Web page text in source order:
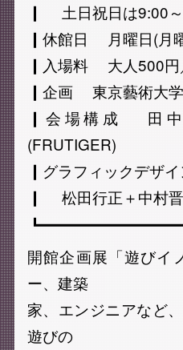
┃ 土日祝日は9:00～
┃休館日 月曜日(月
┃入場料 大人500円
┃企画 東京藝術大学
┃会場構成 田中
(FRUTIGER)
┃グラフィックデザイ
┃ 松田行正＋中村
開館企画展「遊びイ
ー、建築
家、エンジニアなど
遊びの